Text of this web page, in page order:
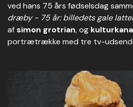
ved hans 75 års fødselsdag
dræby - 75 år: billedets gale
afsimon grotrian, og
portrætrække med tre tv-